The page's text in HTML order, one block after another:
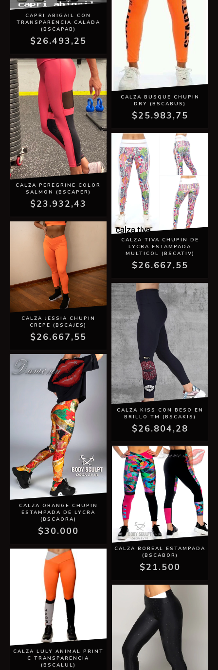
CAPRI ABIGAIL CON
TRANSPARENCIA CALADA
(BSCAPAB)
$26.493,25
CALZA BUSQUE CHUPIN
DRY (BSCABUS)
$25.983,75
CALZA PEREGRINE COLOR
SALMON (BSCAPER)
$23.932,43
CALZA TIVA CHUPIN DE
LYCRA ESTAMPADA
MULTICOL (BSCATIV)
$26.667,55
CALZA JESSIA CHUPIN
CREPE (BSCAJES)
$26.667,55
CALZA KISS CON BESO EN
BRILLO TM (BSCAKIS)
$26.804,28
CALZA ORANGE CHUPIN
ESTAMPADA DE LYCRA
(BSCAORA)
$30.000
CALZA BOREAL ESTAMPADA
(BSCABOR)
$21.500
CALZA LULY ANIMAL PRINT
C TRANSPARENCIA
(BSCALUL)